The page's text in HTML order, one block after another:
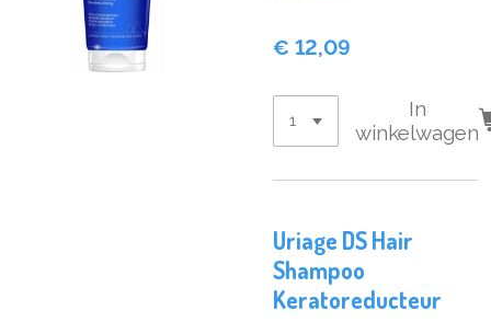
€ 12,09
In
winkelwagen
Uriage DS Hair
Shampoo
Keratoreducteur